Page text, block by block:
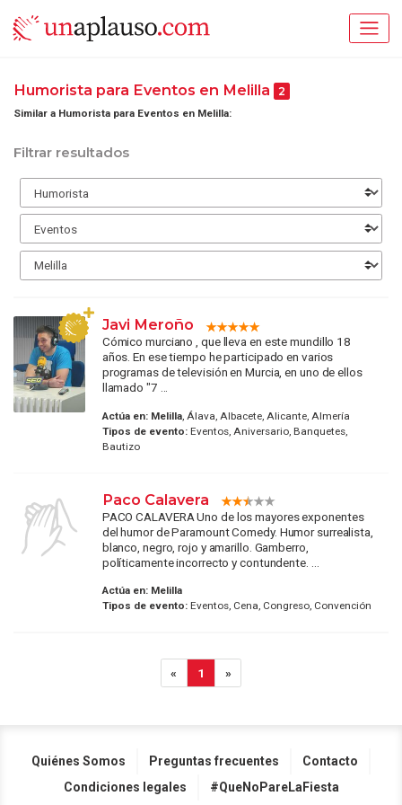
Humorista para Eventos en Melilla 2
Similar a Humorista para Eventos en Melilla:
Filtrar resultados
Javi Meroño
Cómico murciano , que lleva en este mundillo 18
años. En ese tiempo he participado en varios
programas de televisión en Murcia, en uno de ellos
llamado "7 ...
Actúa en: Melilla, Álava, Albacete, Alicante, Almería
Tipos de evento:Eventos, Aniversario, Banquetes,
Bautizo
Paco Calavera
PACO CALAVERA Uno de los mayores exponentes
del humor de Paramount Comedy. Humor surrealista,
blanco, negro, rojo y amarillo. Gamberro,
políticamente incorrecto y contundente. ...
Actúa en: Melilla
Tipos de evento:Eventos, Cena, Congreso, Convención
« 1 »
Quiénes Somos Preguntas frecuentes
Contacto
Condiciones legales
#QueNoPareLaFiesta